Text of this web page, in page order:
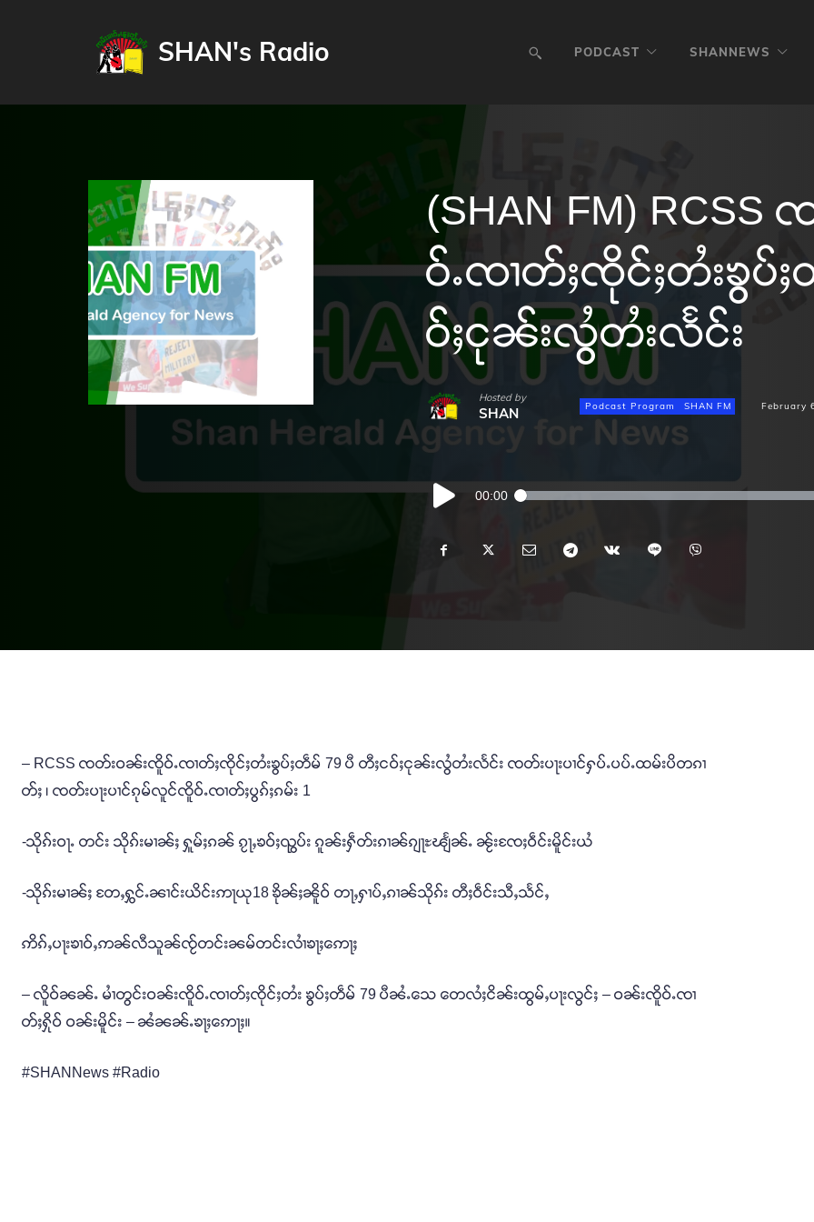
SHAN's Radio PODCAST SHANNEWS
(SHAN FM)
ဝ်ႉၸၢတ်ႈၸိုင်ႈတႆးၶွပ်
ဝ်ႈငုၼ်းလွႆတႆးလႅင်း
Hosted by
SHAN Podcast Program SHAN FM February
Audio
Player
00:00
– RCSS ၸတ်းဝၼ်းၸိူဝ်ႉၸၢတ်ႈၸိုင်ႈတႆးၶွပ်ႈတဵမ် 79 ပီ တီႈငဝ်ႈငုၼ်းလွႆတႆးလႅင်း ၸတ်းပႃးပၢင်ႁပ်ႉပပ်ႉထမ်းပိတၵၢ
တ်ႈ ၊ ၸတ်းပႃးပၢင်ၵုမ်လူင်ၸိူဝ်ႉၸၢတ်ႈပွၵ်ႈၵမ်း 1
-သိုၵ်းဝႃႉ တင်း သိုၵ်းမၢၼ်ႈ ႁူမ်ႈၵၼ် ၵႂႃႇၶဝ်ႈၺွပ်း ၵူၼ်းႁဵတ်းၵၢၼ်ၵျႃႊၽျႅၼ်ႉ ၼႂ်းၸႄႈဝဵင်းမိူင်းယႆ
-သိုၵ်းမၢၼ်ႈ တႄႇႁွင်ႉၼၢင်းယိင်းဢႃယု18 ၶိုၼ်ႈၼိူဝ် တႃႇႁၢပ်ႇၵၢၼ်သိုၵ်း တီႈဝဵင်းသီႇသႅင်ႇ
ဢိၵ်ႇပႃးၶၢဝ်ႇဢၼ်လီသူၼ်ၸႂ်တင်းၼမ်တင်းလၢႆၶႃႈဢေႃႈ
– လိူဝ်ၼၼ်ႉ မၢႆတွင်းဝၼ်းၸိူဝ်ႉၸၢတ်ႈၸိုင်ႈတႆး ၶွပ်ႈတဵမ် 79 ပီၼႆႉသေ တေလႆႈငိၼ်းထွမ်ႇပႃးလွင်ႈ – ဝၼ်းၸိူဝ်ႉၸၢ
တ်ႈႁိုဝ် ဝၼ်းမိူင်း – ၼႆၼၼ်ႉၶႃႈဢေႃႈ။
#SHANNews #Radio